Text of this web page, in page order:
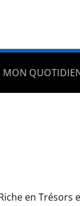
MON
en